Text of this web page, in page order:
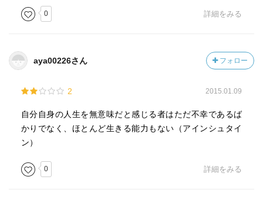
0 詳細をみる
aya00226さん フォロー
2 2015.01.09
自分自身の人生を無意味だと感じる者はただ不幸であるば
かりでなく、ほとんど生きる能力もない（アインシュタイ
ン）
0 詳細をみる